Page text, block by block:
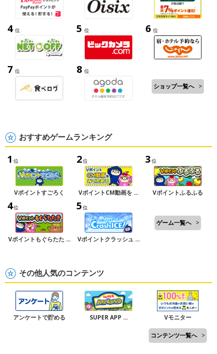
4 位 5 位 6 位
7 位 8 位
ショップ一覧へ >
おすすめゲームランキング
1 位
Vポイントすごろく
2位
VポイントCM動画を …
3 位
Vポイントふるふる
4位
Vポイントもぐらたた …
5 位
Vポイントクラッシュ …
ゲーム一覧へ >
その他人気のコンテンツ
アンケートで貯める SUPER APP … Vモニター
コンテンツ一覧へ >